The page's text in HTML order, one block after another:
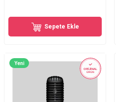
Sepete Ekle
Yeni
ORİJİNAL
ÜRÜN